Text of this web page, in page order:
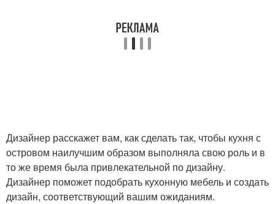
Дизайнер расскажет вам, как сделать так, чтобы кухня с
островом наилучшим образом выполняла свою роль и в
то же время была привлекательной по дизайну.
Дизайнер поможет подобрать кухонную мебель и создать
дизайн, соответствующий вашим ожиданиям.